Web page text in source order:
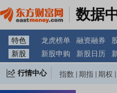
数据
特色 龙虎榜单 融资融券
新股
新股申购 新股日历
行情中心 指数 期指 期权